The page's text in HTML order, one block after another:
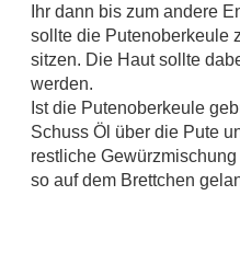
Ihr dann bis zum andere
sollte die Putenoberkeule
sitzen. Die Haut sollte
werden.
Ist die Putenoberkeule
Schuss Öl über die Pute
restliche
so auf dem Brettchen